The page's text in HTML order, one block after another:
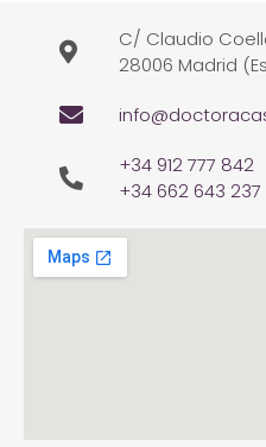
C/ Claudio
28006 Madrid
+34 912 777 842
+34 662 643 237